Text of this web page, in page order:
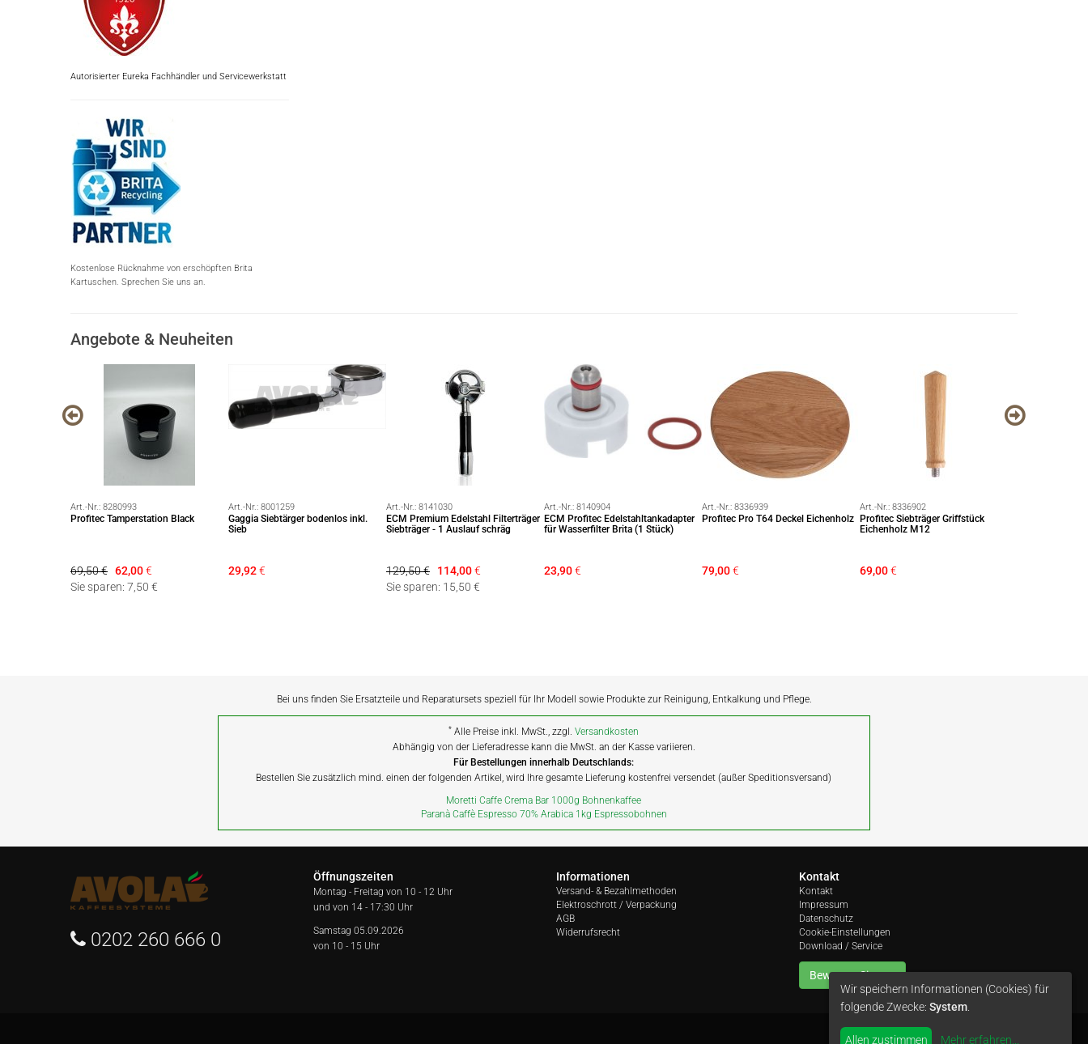
Autorisierter Eureka Fachhändler und Servicewerkstatt
Kostenlose Rücknahme von erschöpften Brita
Kartuschen. Sprechen Sie uns an.
Angebote & Neuheiten
Art.-Nr.: 8280993
Profitec Tamperstation Black
69,50 € 62,00€
Sie sparen: 7,50 €
Art.-Nr.: 8001259
Gaggia Siebtärger bodenlos inkl.
Sieb
29,92€
Art.-Nr.: 8141030
ECM Premium Edelstahl Filterträger
Siebträger - 1 Auslauf schräg
129,50 € 114,00€
Sie sparen: 15,50 €
Art.-Nr.: 8140904
ECM Profitec Edelstahltankadapter
für Wasserfilter Brita (1 Stück)
23,90€
Art.-Nr.: 8336939
Profitec Pro T64 Deckel Eichenholz
79,00€
Art.-Nr.: 8336902
Profitec Siebträger Griffstück
Eichenholz M12
69,00€
Bei uns finden Sie Ersatzteile und Reparatursets speziell für Ihr Modell sowie Produkte zur Reinigung, Entkalkung und Pflege.
* Alle Preise inkl. MwSt., zzgl.Versandkosten
Abhängig von der Lieferadresse kann die MwSt. an der Kasse variieren.
Für Bestellungen innerhalb Deutschlands:
Bestellen Sie zusätzlich mind. einen der folgenden Artikel, wird Ihre gesamte Lieferung kostenfrei versendet (außer Speditionsversand)
Moretti Caffe Crema Bar 1000g Bohnenkaffee
Paranà Caffè Espresso 70% Arabica 1kg Espressobohnen
0202 260 666 0
Öffnungszeiten
Montag - Freitag von 10 - 12 Uhr
und von 14 - 17:30 Uhr
Samstag 05.09.2026
von 10 - 15 Uhr
Informationen
Versand- & Bezahlmethoden
Elektroschrott / Verpackung
AGB
Widerrufsrecht
Kontakt
Kontakt
Impressum
Datenschutz
Cookie-Einstellungen
Download / Service
Bewerten Sie uns
Wir speichern Informationen (Cookies) für
folgende Zwecke: System
Allen zustimmen Mehr erfahren...